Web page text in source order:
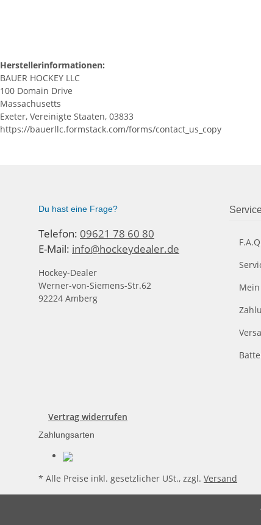
Herstellerinformationen:
BAUER HOCKEY LLC
100 Domain Drive
Massachusetts
Exeter, Vereinigte Staaten, 03833
https://bauerllc.formstack.com/forms/contact_us_copy
Du hast eine Frage?
Telefon: 09621 78 60 80
E-Mail: info@hockeydealer.de
Hockey-Dealer
Werner-von-Siemens-Str.62
92224 Amberg
Vertrag widerrufen
Zahlungsarten
* Alle Preise inkl. gesetzlicher USt., zzgl. Versand